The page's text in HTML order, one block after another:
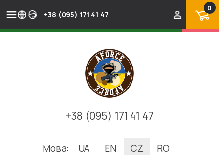
+38 (095) 171 41 47
0
+38 (095) 171 41 47
Мова: UA EN CZ RO